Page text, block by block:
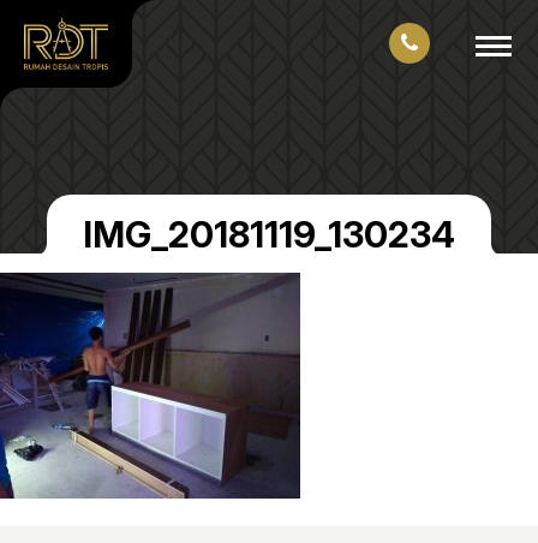
IMG_20181119_130234